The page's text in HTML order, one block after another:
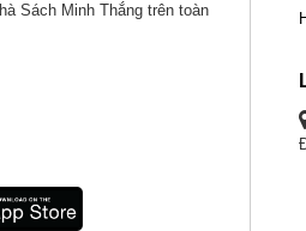
Sách Minh Thắng trên toàn